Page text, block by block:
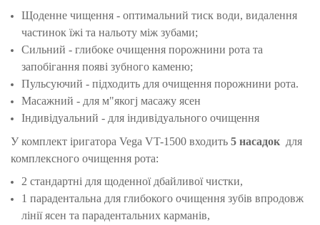
Щоденне чищення - оптимальний тиск води, видалення
частинок їжі та нальоту між зубами;
Сильний - глибоке очищення порожнини рота та
запобігання появі зубного каменю;
Пульсуючий - підходить для очищення порожнини рота.
Масажний - для м"якогj масажу ясен
Індивідуальний - для індивідуального очищення
У комплект іригатора Vega VT-1500 входить 5 насадок для
комплексного очищення рота:
2 стандартні для щоденної дбайливої чистки,
1 парадентальна для глибокого очищення зубів впродовж
лінії ясен та парадентальних карманів,